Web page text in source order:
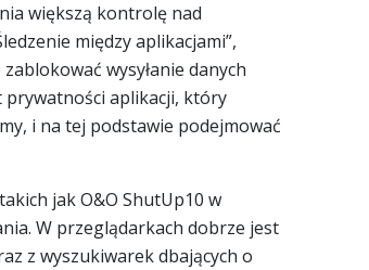
większą kontrolę nad
między aplikacjami”,
wysyłanie danych
aplikacji, który
i na tej podstawie podejmować
jak O&O ShutUp10 w
W przeglądarkach dobrze jest
z wyszukiwarek dbających o